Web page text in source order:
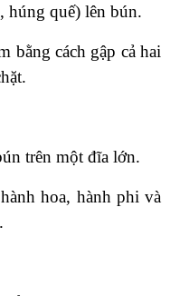
húng quế) lên bún.
bằng cách gập cả hai
trên một đĩa lớn.
hoa, hành phi và